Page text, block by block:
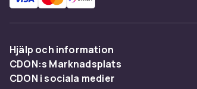
Hjälp och information
Vanliga frågor
CDON:s Marknadsplats
Sälj på CDON
CDON i sociala medier